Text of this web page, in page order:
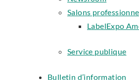
Salons
LabelExpo
Service publique
Bulletin d’information